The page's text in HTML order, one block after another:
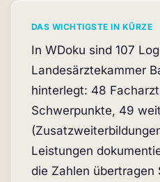
DAS WICHTIGSTE IN KÜRZE
In WDoku sind 107
Landesärztekammer
hinterlegt: 48
Schwerpunkte, 49
Leistungen
die Zahlen übertragen